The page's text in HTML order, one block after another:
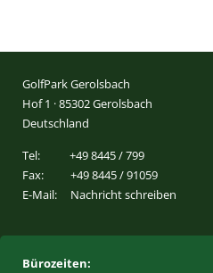
GolfPark Gerolsbach
Hof 1 · 85302 Gerolsbach
Deutschland
Tel:
+49 8445 / 799
Fax:
+49 8445 / 91059
E-Mail:
Nachricht schreiben
Bürozeiten: